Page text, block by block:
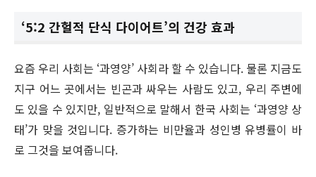
‘5:2 간헐적 단식 다이어트’의 건강 효과
요즘 우리 사회는 ‘과영양’ 사회라 할 수 있습니다. 물론 지금도
지구 어느 곳에서는 빈곤과 싸우는 사람도 있고, 우리 주변에
도 있을 수 있지만, 일반적으로 말해서 한국 사회는 ‘과영양 상
태’가 맞을 것입니다. 증가하는 비만율과 성인병 유병률이 바
로 그것을 보여줍니다.